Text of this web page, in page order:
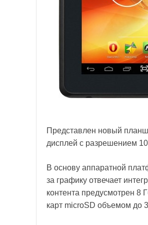
Представлен новый
дисплей с разрешением
В основу аппаратной
за графику отвечает
контента предусмотрен 8
карт microSD объемом до